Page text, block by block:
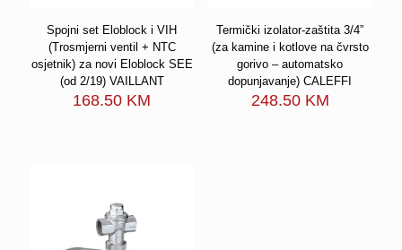
Spojni set Eloblock i VIH
(Trosmjerni ventil + NTC
osjetnik) za novi Eloblock SEE
(od 2/19) VAILLANT
168.50 KM
Termički izolator-zaštita 3/4”
(za kamine i kotlove na čvrsto
gorivo – automatsko
dopunjavanje) CALEFFI
248.50 KM